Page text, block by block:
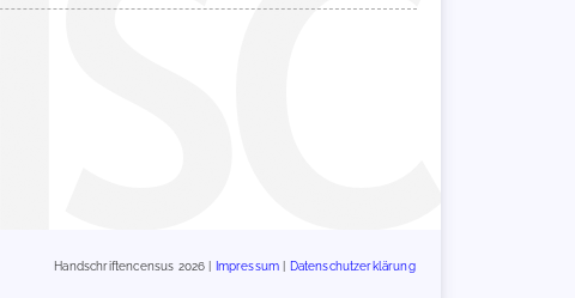
Handschriftencensus 2026 | Impressum Datenschutzerklärung